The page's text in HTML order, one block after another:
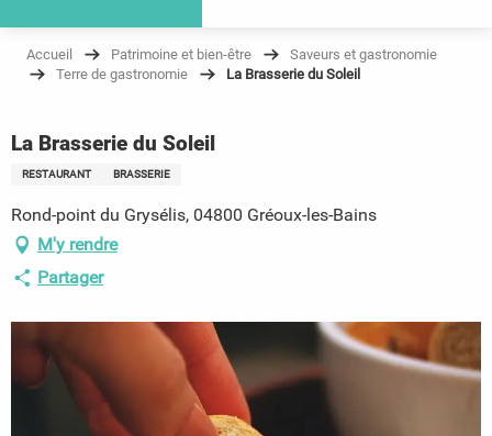
Accueil Patrimoine et bien-être
Saveurs et gastronomie
Terre de gastronomie
La Brasserie du Soleil
La Brasserie du Soleil
RESTAURANT BRASSERIE
Rond-point du Grysélis, 04800 Gréoux-les-Bains
M'y rendre
Partager